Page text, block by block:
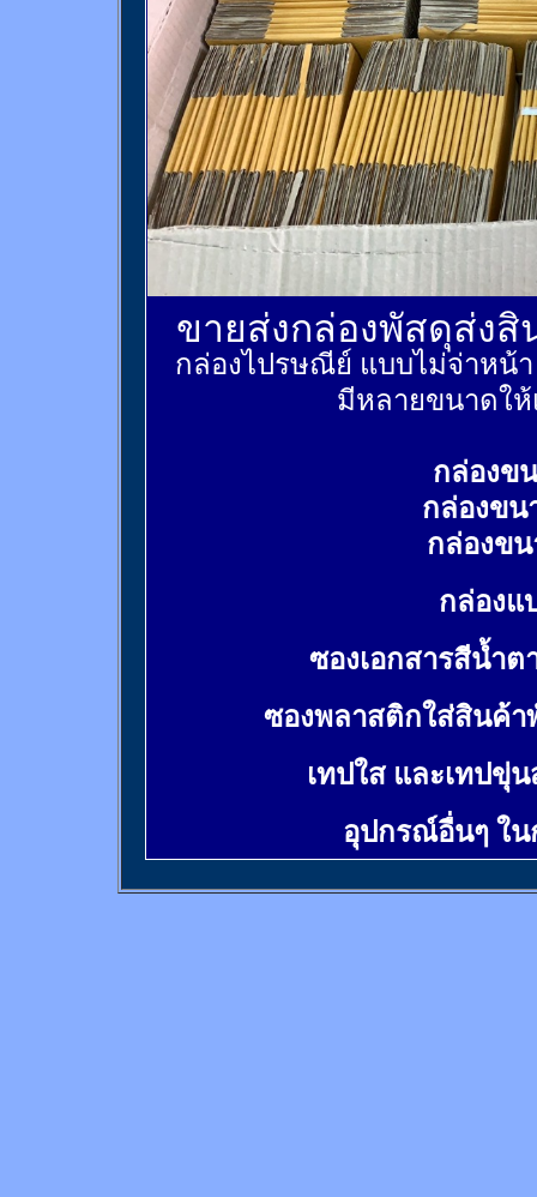
ขายส่งกล่องพัสดุส่ง
กล่องไปรษณีย์ แบบไม่จ่าหน้
มีหลายขนาดให้
กล่องข
กล่องขน
กล่องข
กล่องแ
ซองเอกสารสีน้ำต
ซองพลาสติกใส่สินค้า
เทปใส และเทปขุ่
อุปกรณ์อื่นๆ ใ